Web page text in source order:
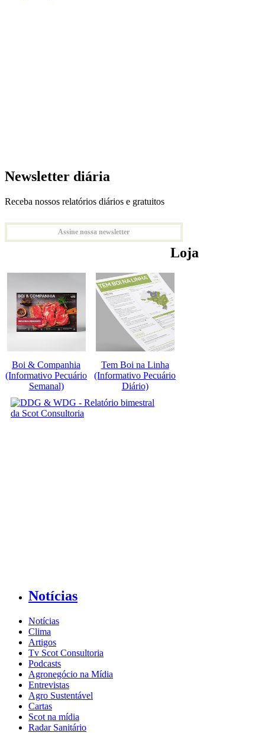
Newsletter diária
Receba nossos relatórios diários e gratuitos
Assine nossa newsletter
Loja
Boi & Companhia
(Informativo Pecuário
Semanal)
Tem Boi na Linha
(Informativo Pecuário
Diário)
Notícias
Notícias
Clima
Artigos
Tv Scot Consultoria
Podcasts
Agronegócio na Mídia
Entrevistas
Agro Sustentável
Cartas
Scot na mídia
Radar Sanitário